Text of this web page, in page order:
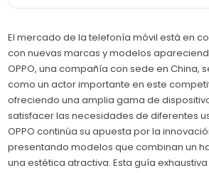
El mercado de la telefonía móvil está en
con nuevas marcas y modelos
OPPO, una compañía con sede en China,
como un actor importante en este
ofreciendo una amplia gama de
satisfacer las necesidades de diferentes
OPPO continúa su apuesta por la
presentando modelos que combinan un
una estética atractiva. Esta guía